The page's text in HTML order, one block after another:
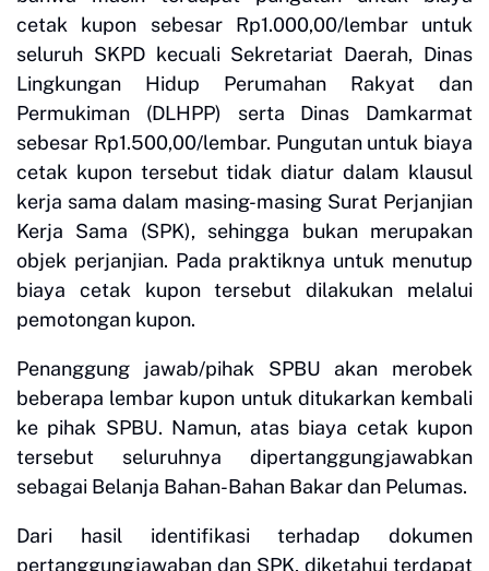
cetak kupon sebesar Rp1.000,00/lembar untuk
seluruh SKPD kecuali Sekretariat Daerah, Dinas
Lingkungan Hidup Perumahan Rakyat dan
Permukiman (DLHPP) serta Dinas Damkarmat
sebesar Rp1.500,00/lembar. Pungutan untuk biaya
cetak kupon tersebut tidak diatur dalam klausul
kerja sama dalam masing-masing Surat Perjanjian
Kerja Sama (SPK), sehingga bukan merupakan
objek perjanjian. Pada praktiknya untuk menutup
biaya cetak kupon tersebut dilakukan melalui
pemotongan kupon.
Penanggung jawab/pihak SPBU akan merobek
beberapa lembar kupon untuk ditukarkan kembali
ke pihak SPBU. Namun, atas biaya cetak kupon
tersebut seluruhnya dipertanggungjawabkan
sebagai Belanja Bahan-Bahan Bakar dan Pelumas.
Dari hasil identifikasi terhadap dokumen
pertanggungjawaban dan SPK, diketahui terdapat